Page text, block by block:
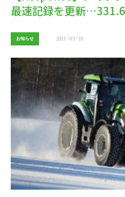
最速記録を更新
お知らせ 2011 / 03 / 10